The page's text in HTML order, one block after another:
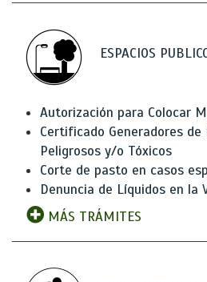
ESPACIOS
Autorización para Colocar
Certificado Generadores de
Peligrosos y/o Tóxicos
Corte de pasto en casos
Denuncia de Líquidos en la
MÁS TRÁMITES